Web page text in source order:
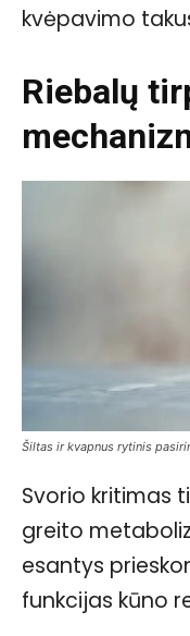
kvėpavimo
Riebalų
Šiltas ir kvapnus rytinis
Svorio kritimas
greito
esantys
funkcijas kūno